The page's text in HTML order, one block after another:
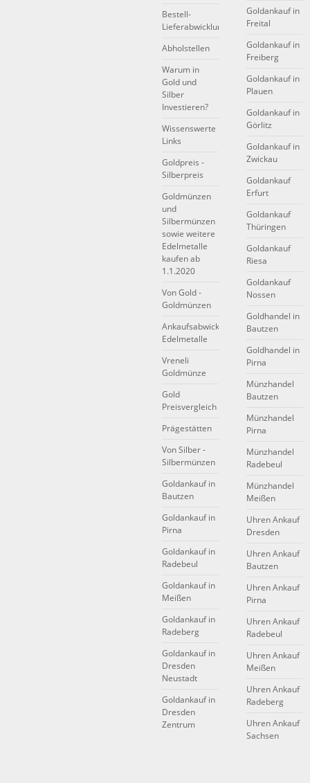
Bestell-
Lieferabwicklung
Abholstellen
Warum in
Gold und
Silber
Investieren?
Wissenswerte
Links
Goldpreis -
Silberpreis
Goldmünzen
und
Silbermünzen
sowie weitere
Edelmetalle
kaufen ab
1.1.2020
Von Gold -
Goldmünzen
Ankaufsabwicklung
Edelmetalle
Vreneli
Goldmünze
Gold
Preisvergleich
Prägestätten
Von Silber -
Silbermünzen
Goldankauf in
Bautzen
Goldankauf in
Pirna
Goldankauf in
Radebeul
Goldankauf in
Meißen
Goldankauf in
Radeberg
Goldankauf in
Dresden
Neustadt
Goldankauf in
Dresden
Zentrum
Goldankauf in
Freital
Goldankauf in
Freiberg
Goldankauf in
Plauen
Goldankauf in
Görlitz
Goldankauf in
Zwickau
Goldankauf
Erfurt
Goldankauf
Thüringen
Goldankauf
Riesa
Goldankauf
Nossen
Goldhandel in
Bautzen
Goldhandel in
Pirna
Münzhandel
Bautzen
Münzhandel
Pirna
Münzhandel
Radebeul
Münzhandel
Meißen
Uhren Ankauf
Dresden
Uhren Ankauf
Bautzen
Uhren Ankauf
Pirna
Uhren Ankauf
Radebeul
Uhren Ankauf
Meißen
Uhren Ankauf
Radeberg
Uhren Ankauf
Sachsen